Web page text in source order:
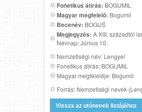
Fonetikus átírás: BOGUMIL
Magyar megfelelő: Bogumil
Becenév: BOGUŚ
Megjegyzés: A XIII. századtól
Névnap: Június 10.
Nemzetiségi név: Lengyel
Fonetikus átírás: BOGUMIL
Magyar megfelelője: Bogumil
Forrás: Nemzetiségi nevek
Vissza az utónevek listájához